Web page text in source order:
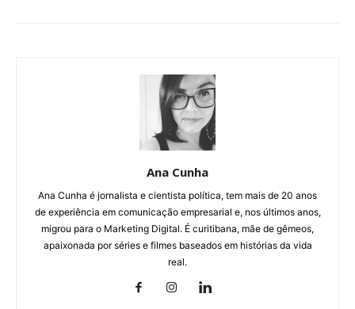
Ana Cunha
Ana Cunha é jornalista e cientista política, tem mais de 20 anos
de experiência em comunicação empresarial e, nos últimos anos,
migrou para o Marketing Digital. É curitibana, mãe de gêmeos,
apaixonada por séries e filmes baseados em histórias da vida
real.